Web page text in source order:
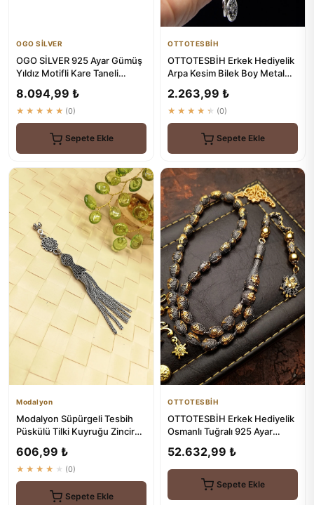
OGO SİLVER
OGO SİLVER 925 Ayar Gümüş
Yıldız Motifli Kare Taneli
8.094,99 ₺
★★★★★ (0)
Sepete Ekle
OTTOTESBİH
OTTOTESBİH Erkek Hediyelik
Arpa Kesim Bilek Boy Metal
2.263,99 ₺
★★★★★ (0)
Sepete Ekle
Modalyon
Modalyon Süpürgeli Tesbih
Püskülü Tilki Kuyruğu Zincir
606,99 ₺
★★★★★ (0)
Sepete Ekle
OTTOTESBİH
OTTOTESBİH Erkek Hediyelik
Osmanlı Tuğralı 925 Ayar
52.632,99 ₺
Sepete Ekle